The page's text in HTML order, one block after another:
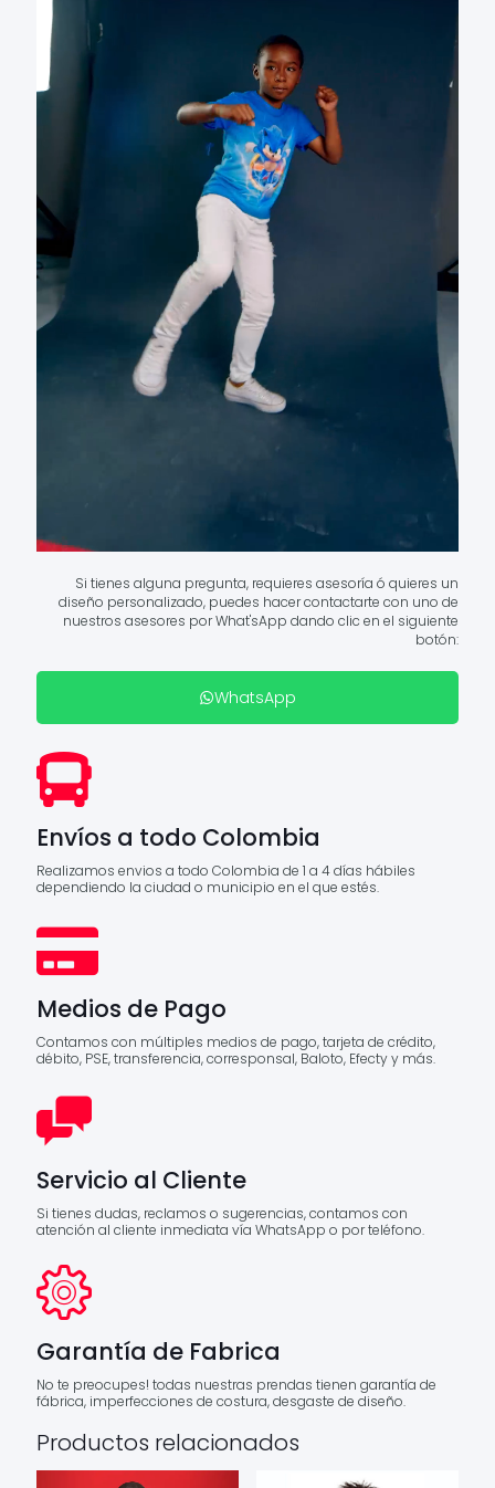
Si tienes alguna pregunta, requieres asesoría ó quieres un
diseño personalizado, puedes hacer contactarte con uno de
nuestros asesores por What'sApp dando clic en el siguiente
botón:
WhatsApp
Envíos a todo Colombia
Realizamos envios a todo Colombia de 1 a 4 días hábiles
dependiendo la ciudad o municipio en el que estés.
Medios de Pago
Contamos con múltiples medios de pago, tarjeta de crédito,
débito, PSE, transferencia, corresponsal, Baloto, Efecty y más.
Servicio al Cliente
Si tienes dudas, reclamos o sugerencias, contamos con
atención al cliente inmediata vía WhatsApp o por teléfono.
Garantía de Fabrica
No te preocupes! todas nuestras prendas tienen garantía de
fábrica, imperfecciones de costura, desgaste de diseño.
Productos relacionados